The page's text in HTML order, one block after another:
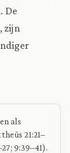
De
zijn
als
21:21–
9:39–41).